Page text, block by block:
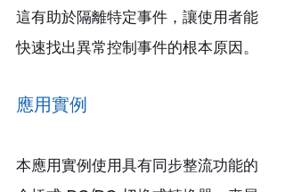
這有助於隔離特定事件，讓使用者能
快速找出異常控制事件的根本原因。
應用實例
本應用實例使用具有同步整流功能的